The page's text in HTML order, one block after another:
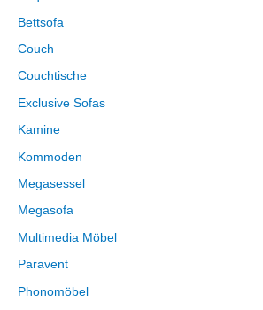
Bettsofa
Couch
Couchtische
Exclusive Sofas
Kamine
Kommoden
Megasessel
Megasofa
Multimedia Möbel
Paravent
Phonomöbel